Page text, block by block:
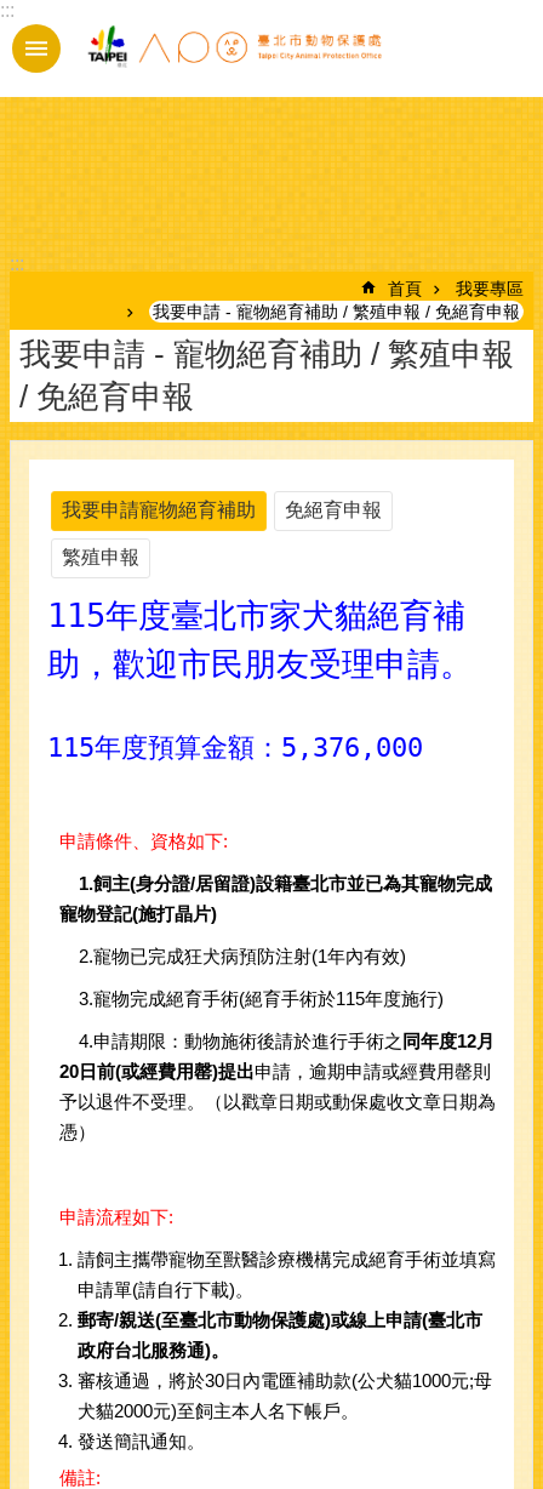
跳到主要內容區塊
:::
:::
首頁
我要專區
我要申請 - 寵物絕育補助 / 繁殖申報 / 免絕育申報
我要申請 - 寵物絕育補助 / 繁殖申報
/ 免絕育申報
我要申請寵物絕育補助 免絕育申報
繁殖申報
115年度臺北市家犬貓絕育補
助，歡迎市民朋友受理申請。
115年度預算金額：5,376,000
申請條件、資格如下:
1.飼主(身分證/居留證)設籍臺北市並已為其寵物完成
寵物登記(施打晶片)
2.寵物已完成狂犬病預防注射(1年內有效)
3.寵物完成絕育手術(絕育手術於115年度施行)
4.申請期限：動物施術後請於進行手術之 同年度12月
20 日前(或經費用罄)提出申請，逾期申請或經費用罄則
予以退件不受理。（以戳章日期或動保處收文章日期為
憑）
申請流程如下:
請飼主攜帶寵物至獸醫診療機構完成絕育手術並填寫
申請單(請自行下載)。
郵寄/親送(至臺北市動物保護處)或線上申請(臺北市
政府台北服務通)。
審核通過，將於30日內電匯補助款(公犬貓1000元;母
犬貓2000元)至飼主本人名下帳戶。
發送簡訊通知。
備註: